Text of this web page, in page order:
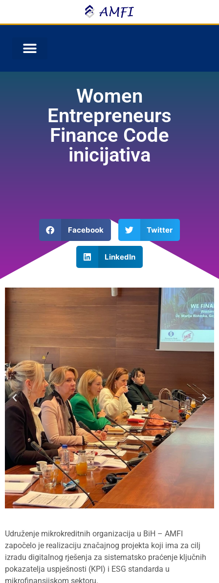
Women
Entrepreneurs
Finance Code
inicijativa
Facebook Twitter
LinkedIn
Udruženje mikrokreditnih organizacija u BiH – AMFI
započelo je realizaciju značajnog projekta koji ima za cilj
izradu digitalnog rješenja za sistematsko praćenje ključnih
pokazatelja uspješnosti (KPI) i ESG standarda u
mikrofinansijskom sektoru.